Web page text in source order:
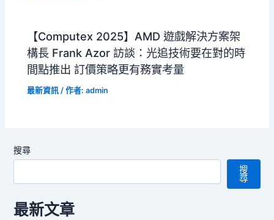
【Computex 2025】AMD 遊戲解決方案架
構長 Frank Azor 訪談：光追技術要在對的時
間點推出 訂價策略更有務實考量
最新資訊 / 作者:admin
搜尋
搜
尋
最新文章